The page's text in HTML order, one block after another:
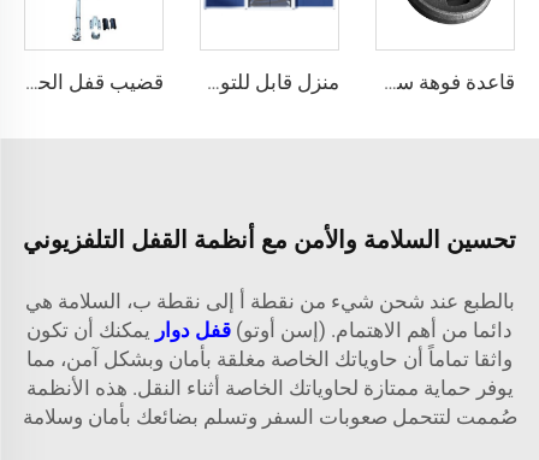
قاعدة فوهة سطحية لمقبس F700 منزل قابل للتوسيع 20 قدم قضيب قفل الحاويات الشاحنة - قطع غيار الحاويات القياسية ISO
تحسين السلامة والأمن مع أنظمة القفل التلفزيوني
بالطبع عند شحن شيء من نقطة أ إلى نقطة ب، السلامة هي
دائما من أهم الاهتمام. (إسن أوتو) قفل دوار يمكنك أن تكون
واثقا تماماً أن حاوياتك الخاصة مغلقة بأمان وبشكل آمن، مما
يوفر حماية ممتازة لحاوياتك الخاصة أثناء النقل. هذه الأنظمة
صُممت لتتحمل صعوبات السفر وتسلم بضائعك بأمان وسلامة